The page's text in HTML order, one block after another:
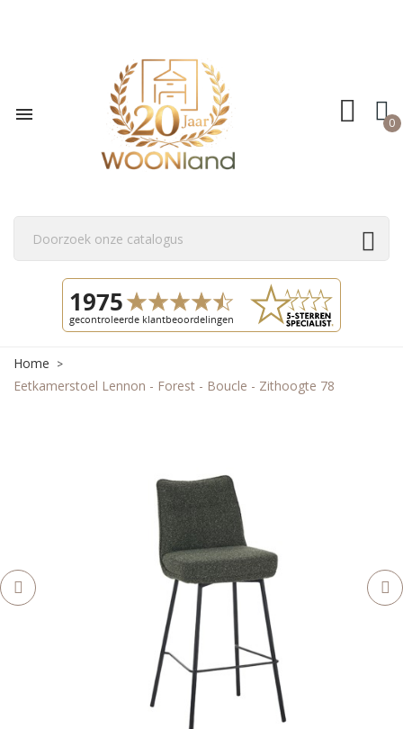
 0
Home
Eetkamerstoel Lennon - Forest - Boucle - Zithoogte 78